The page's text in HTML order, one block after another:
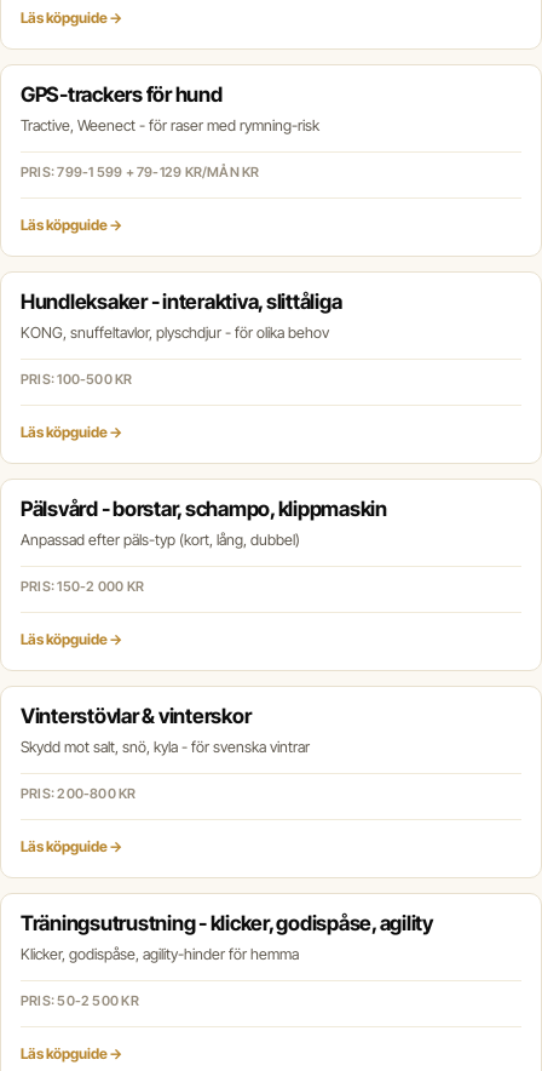
Läs köpguide →
GPS-trackers för hund
Tractive, Weenect - för raser med rymning-risk
PRIS: 799-1 599 + 79-129 KR/MÅN KR
Läs köpguide →
Hundleksaker - interaktiva, slittåliga
KONG, snuffeltavlor, plyschdjur - för olika behov
PRIS: 100-500 KR
Läs köpguide →
Pälsvård - borstar, schampo, klippmaskin
Anpassad efter päls-typ (kort, lång, dubbel)
PRIS: 150-2 000 KR
Läs köpguide →
Vinterstövlar & vinterskor
Skydd mot salt, snö, kyla - för svenska vintrar
PRIS: 200-800 KR
Läs köpguide →
Träningsutrustning - klicker, godispåse, agility
Klicker, godispåse, agility-hinder för hemma
PRIS: 50-2 500 KR
Läs köpguide →